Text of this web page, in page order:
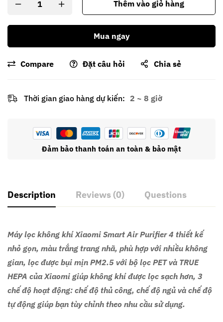
Thêm vào giỏ hàng
Mua ngay
Compare Đặt câu hỏi Chia sẻ
Thời gian giao hàng dự kiến: 2 ~ 8 giờ
Đảm bảo thanh toán an toàn & bảo mật
Description Reviews (0) Questions
Máy lọc không khí Xiaomi Smart Air Purifier 4 thiết kế
nhỏ gọn, màu trắng trang nhã, phù hợp với nhiều không
gian, lọc được bụi mịn PM2.5 với bộ lọc PET và TRUE
HEPA của Xiaomi giúp không khí được lọc sạch hơn, 3
chế độ hoạt động: chế độ thủ công, chế độ ngủ và chế độ
tự động giúp bạn tùy chỉnh theo nhu cầu sử dụng.